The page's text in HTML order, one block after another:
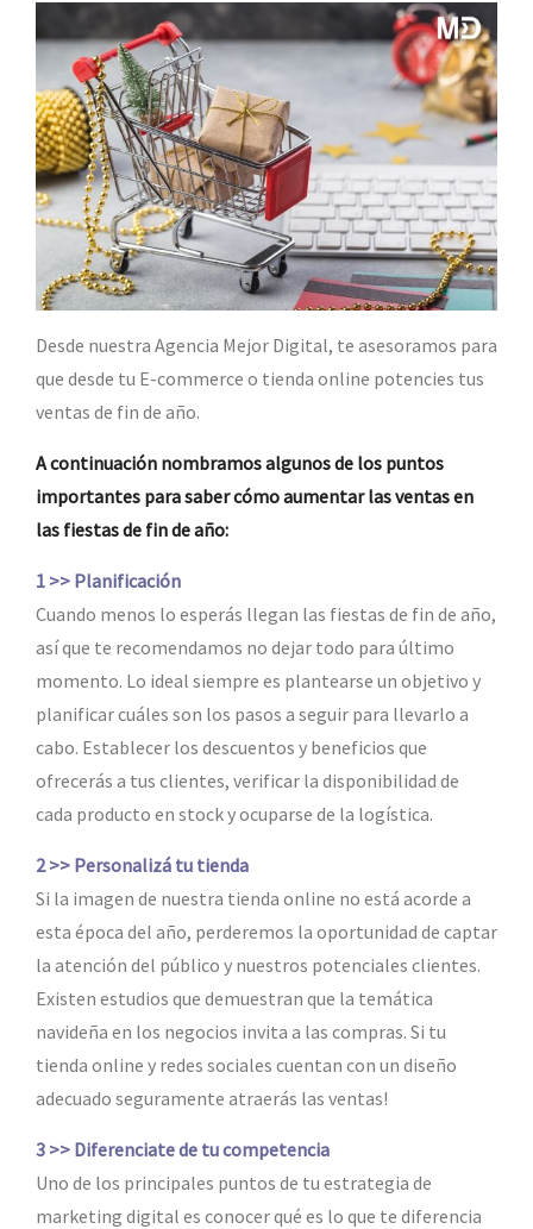
Desde nuestra Agencia Mejor Digital, te asesoramos para
que desde tu E-commerce o tienda online potencies tus
ventas de fin de año.
A continuación nombramos algunos de los puntos
importantes para saber cómo aumentar las ventas en
las fiestas de fin de año:
1 >> Planificación
Cuando menos lo esperás llegan las fiestas de fin de año,
así que te recomendamos no dejar todo para último
momento. Lo ideal siempre es plantearse un objetivo y
planificar cuáles son los pasos a seguir para llevarlo a
cabo. Establecer los descuentos y beneficios que
ofrecerás a tus clientes, verificar la disponibilidad de
cada producto en stock y ocuparse de la logística.
2 >> Personalizá tu tienda
Si la imagen de nuestra tienda online no está acorde a
esta época del año, perderemos la oportunidad de captar
la atención del público y nuestros potenciales clientes.
Existen estudios que demuestran que la temática
navideña en los negocios invita a las compras. Si tu
tienda online y redes sociales cuentan con un diseño
adecuado seguramente atraerás las ventas!
3 >> Diferenciate de tu competencia
Uno de los principales puntos de tu estrategia de
marketing digital es conocer qué es lo que te diferencia